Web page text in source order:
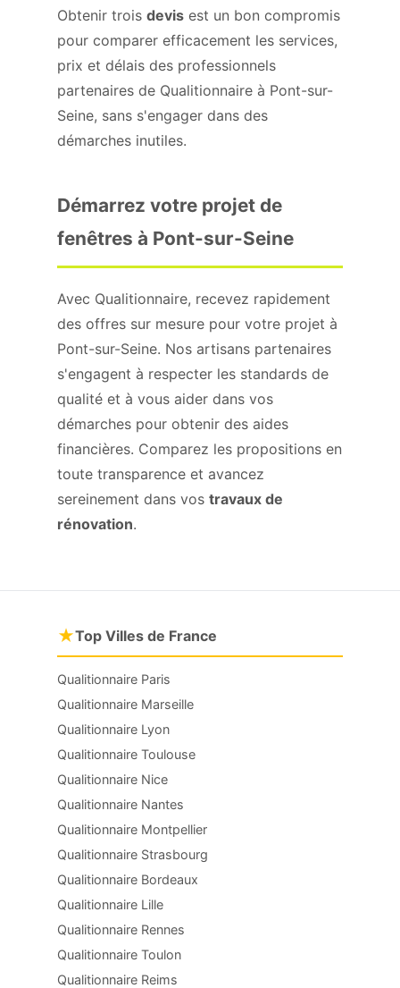
Obtenir trois devis est un bon compromis
pour comparer efficacement les services,
prix et délais des professionnels
partenaires de Qualitionnaire à Pont-sur-
Seine, sans s'engager dans des
démarches inutiles.
Démarrez votre projet de
fenêtres à Pont-sur-Seine
Avec Qualitionnaire, recevez rapidement
des offres sur mesure pour votre projet à
Pont-sur-Seine. Nos artisans partenaires
s'engagent à respecter les standards de
qualité et à vous aider dans vos
démarches pour obtenir des aides
financières. Comparez les propositions en
toute transparence et avancez
sereinement dans vos travaux de
rénovation.
★Top Villes de France
Qualitionnaire Paris
Qualitionnaire Marseille
Qualitionnaire Lyon
Qualitionnaire Toulouse
Qualitionnaire Nice
Qualitionnaire Nantes
Qualitionnaire Montpellier
Qualitionnaire Strasbourg
Qualitionnaire Bordeaux
Qualitionnaire Lille
Qualitionnaire Rennes
Qualitionnaire Toulon
Qualitionnaire Reims